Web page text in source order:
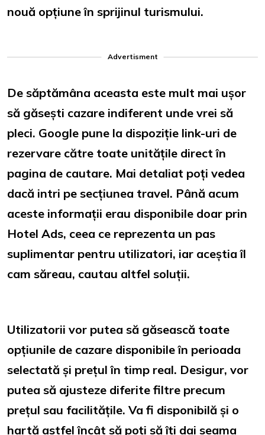
nouă opțiune în sprijinul turismului.
Advertisment
De săptămâna aceasta este mult mai ușor
să găsești cazare indiferent unde vrei să
pleci. Google pune la dispoziție link-uri de
rezervare către toate unitățile direct în
pagina de cautare. Mai detaliat poți vedea
dacă intri pe secțiunea travel. Până acum
aceste informații erau disponibile doar prin
Hotel Ads, ceea ce reprezenta un pas
suplimentar pentru utilizatori, iar aceștia îl
cam săreau, cautau altfel soluții.
Utilizatorii vor putea să găsească toate
opțiunile de cazare disponibile în perioada
selectată și prețul în timp real. Desigur, vor
putea să ajusteze diferite filtre precum
prețul sau facilitățile. Va fi disponibilă și o
hartă astfel încât să poți să îți dai seama